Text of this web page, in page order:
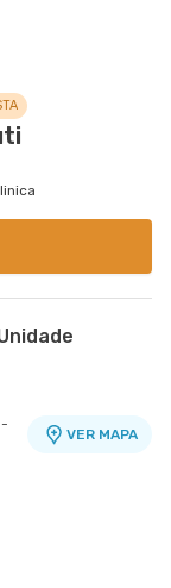
VER MAPA